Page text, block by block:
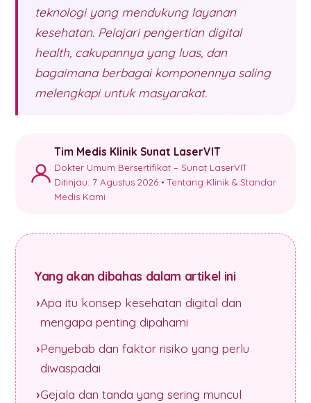
teknologi yang mendukung layanan
kesehatan. Pelajari pengertian digital
health, cakupannya yang luas, dan
bagaimana berbagai komponennya saling
melengkapi untuk masyarakat.
Tim Medis Klinik Sunat LaserVIT
Dokter Umum Bersertifikat – Sunat LaserVIT
Ditinjau: 7 Agustus 2026 •Tentang Klinik & Standar
Medis Kami
Yang akan dibahas dalam artikel ini
Apa itu konsep kesehatan digital dan
mengapa penting dipahami
Penyebab dan faktor risiko yang perlu
diwaspadai
Gejala dan tanda yang sering muncul